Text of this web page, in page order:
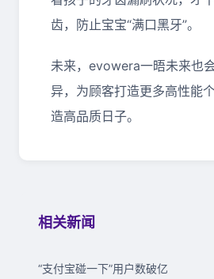
齿，防止宝宝“满口黑牙”。
未来，evowera一晤未来也
异，为顾客打造更多高性能
造高品质日子。
相关新闻
“支付宝碰一下”用户数破亿